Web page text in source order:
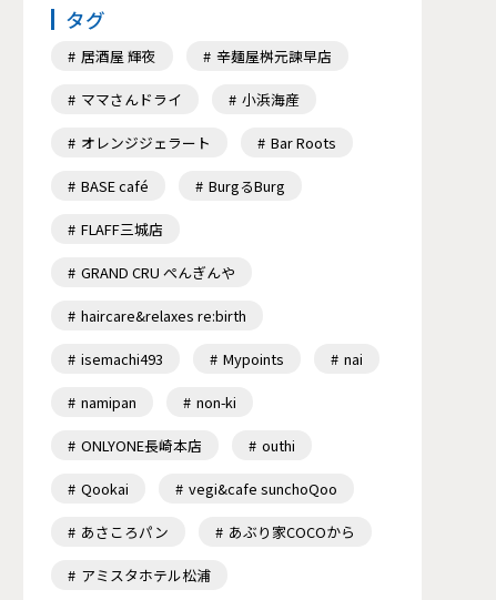
タグ
居酒屋 輝夜 辛麺屋桝元諫早店
ママさんドライ 小浜海産
オレンジジェラート Bar Roots
BASE café BurgるBurg
FLAFF三城店
GRAND CRU ぺんぎんや
haircare&relaxes re:birth
isemachi493 Mypoints nai
namipan non-ki
ONLYONE長崎本店 outhi
Qookai vegi&cafe sunchoQoo
あさころパン あぶり家COCOから
アミスタホテル松浦